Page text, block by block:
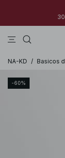
NA-KD / Basicos
-60%